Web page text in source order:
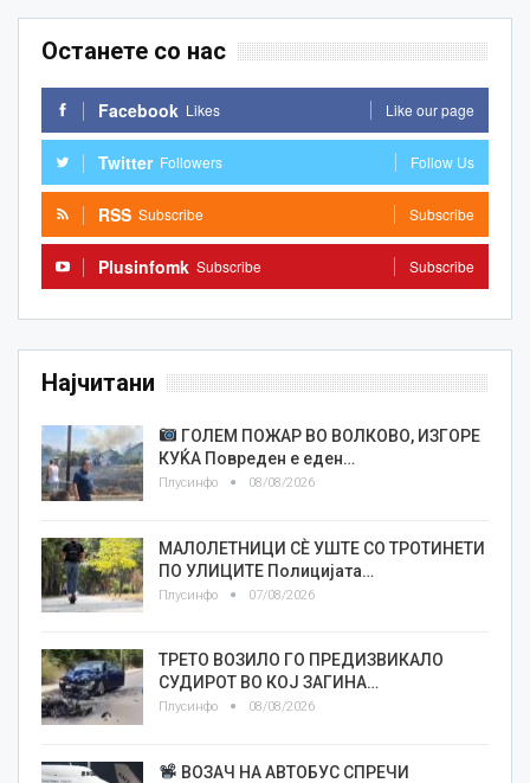
Останете со нас
Facebook Likes Like our page
Twitter Followers Follow Us
RSS Subscribe Subscribe
Plusinfomk Subscribe Subscribe
Најчитани
ГОЛЕМ ПОЖАР ВО ВОЛКОВО, ИЗГОРЕ
КУЌА Повреден е еден…
Плусинфо 08/08/2026
МАЛОЛЕТНИЦИ СÈ УШТЕ СО ТРОТИНЕТИ
ПО УЛИЦИТЕ Полицијата…
Плусинфо 07/08/2026
ТРЕТО ВОЗИЛО ГО ПРЕДИЗВИКАЛО
СУДИРОТ ВО КОЈ ЗАГИНА…
Плусинфо 08/08/2026
ВОЗАЧ НА АВТОБУС СПРЕЧИ